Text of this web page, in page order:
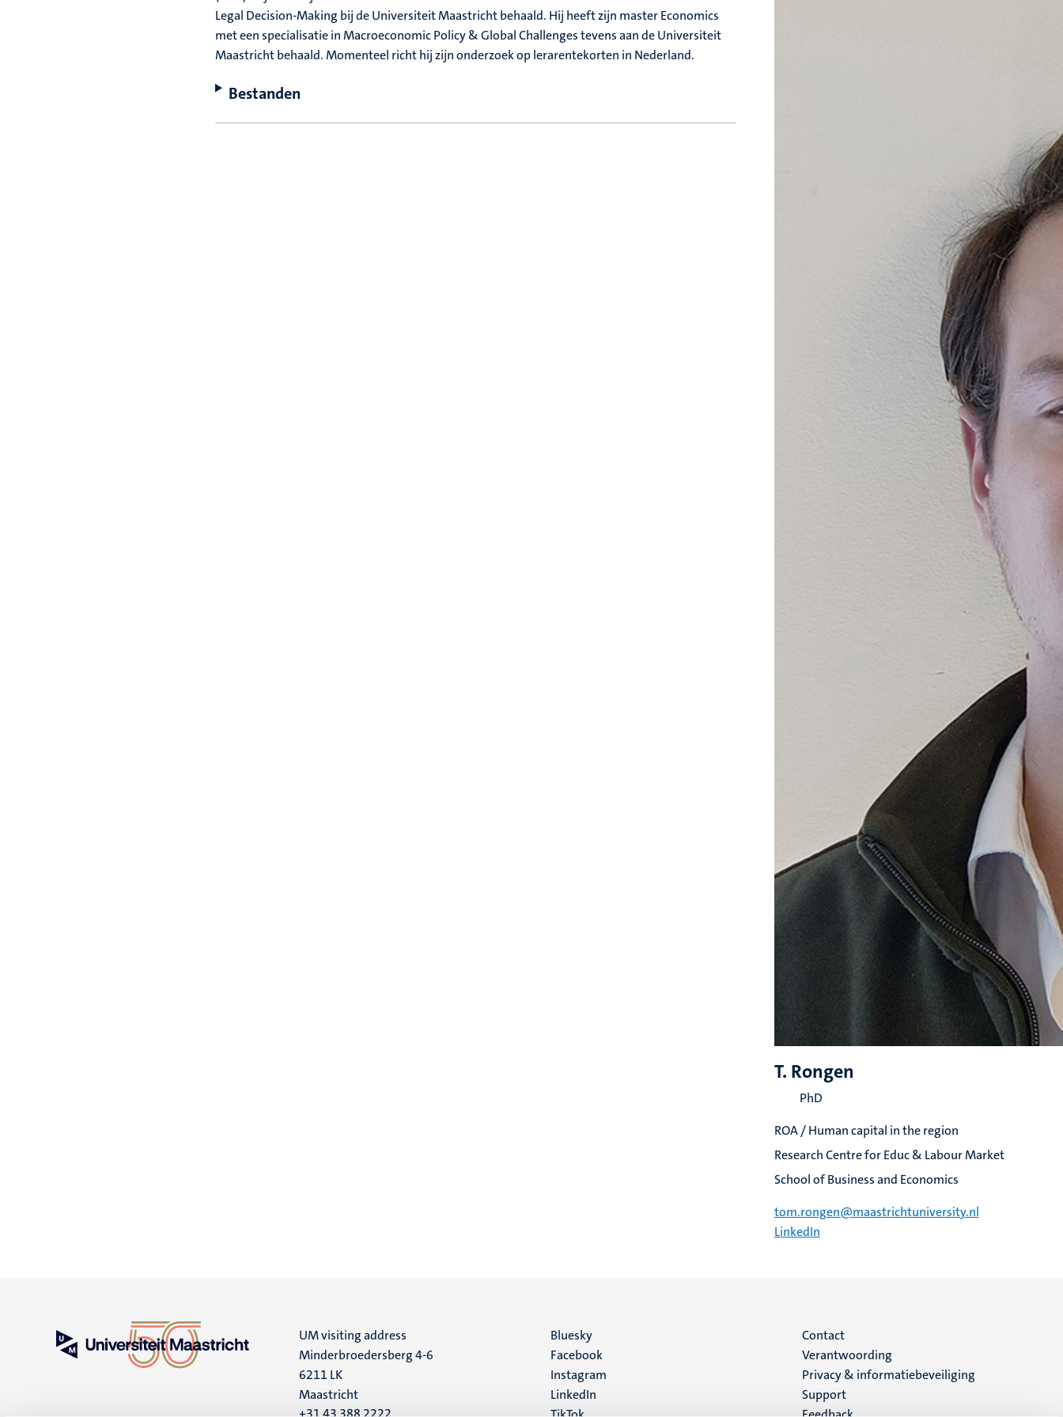
Legal Decision-Making bij de Universiteit Maastricht behaald. Hij heeft zijn master Economics
met een specialisatie in Macroeconomic Policy & Global Challenges tevens aan de Universiteit
Maastricht behaald. Momenteel richt hij zijn onderzoek op lerarentekorten in Nederland.
Bestanden
T. Rongen
PhD
ROA / Human capital in the region
Research Centre for Educ & Labour Market
School of Business and Economics
tom.rongen@maastrichtuniversity.nl
LinkedIn
UM visiting address
Minderbroedersberg 4-6
6211 LK
Maastricht
+31 43 388 2222
Social
media
Bluesky
Facebook
Instagram
LinkedIn
Menu
footer
(NL)
Contact
Verantwoording
Privacy & informatiebeveiliging
Support